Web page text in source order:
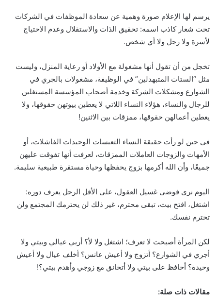
يرسم لها الإعلام صورة وهمية عن سعادة الموظفات في الشركات
تحت شعار كاذب اسمه: تحقيق الذات والاستقلال وعدم الاحتياج
لأسرة ولا رجل ولا أي شخص.
تخجل من أن تقول أنها مشغولة مع الأولاد أو رعاية المنزل، وليست
مثل “الستات المتبهدلين” في الوظيفة، مشغولات بالجري في
الشوارع ومشكلات الشركة وخدمة أصحاب المؤسسة المستغلين
للرجال والنساء، هؤلاء النساء اللاتي لا يعطين بيوتهن حقوقها، ولا
يعطين أعمالهن حقوقها، ممزقات بين الاثنين!
في حين لو رأت حقيقة النساء التعيسات الوحيدات الفاشلات، أو
الأمهات والزوجات العاملات الممزقات، لعرفت أنها تفوقت عليهن
جميعًا، وأن الله أكرمها بزوج يحفظها وحياة مستقرة طبيعية سليمة.
اليوم نرى فوضى غسيل العقول، على الأقل الرجل يعرف دوره:
اشتغل، افتح بيت، تبقى محترم، غير ذلك لن يحترمك المجتمع ولن
تحترم نفسك.
لكن المرأة أصبحت لا تعرف؛ اشتغل ولا لأ؟ أربي عيالي وبيتي ولا
أجري في الشوارع؟ أتزوج ولا أعيش عانس؟ أخلف عيال ولا أعيش
وحيدة؟ أحافظ على بيتي ولا أتخانق مع زوجي وأهدم بيتي؟!
مقالات ذات صلة: